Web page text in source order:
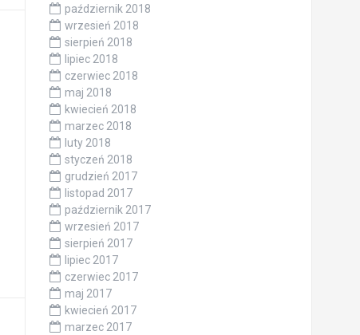
październik 2018
wrzesień 2018
sierpień 2018
lipiec 2018
czerwiec 2018
maj 2018
kwiecień 2018
marzec 2018
luty 2018
styczeń 2018
grudzień 2017
listopad 2017
październik 2017
wrzesień 2017
sierpień 2017
lipiec 2017
czerwiec 2017
maj 2017
kwiecień 2017
marzec 2017